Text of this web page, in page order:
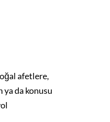
afetlere,
ya da konusu